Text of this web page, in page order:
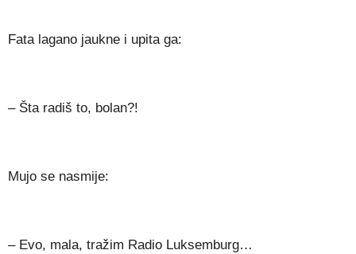
Fata lagano jaukne i upita ga:
– Šta radiš to, bolan?!
Mujo se nasmije:
– Evo, mala, tražim Radio Luksemburg…